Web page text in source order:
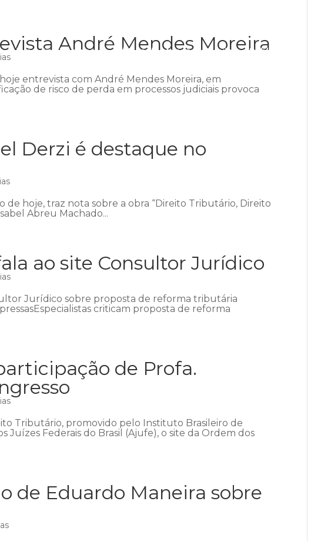
Início Institucional Áreas de atuação Equipe Publicações
André Mendes Moreira
entrevista com André Mendes Moreira, em
de risco de perda em processos judiciais provoca
Derzi é destaque no
de hoje, traz nota sobre a obra “Direito Tributário, Direito
Abreu Machado...
ao site Consultor Jurídico
Jurídico sobre proposta de reforma tributária
criticam proposta de reforma
de Profa.
Tributário, promovido pelo Instituto Brasileiro de
Juízes Federais do Brasil (Ajufe), o site da Ordem dos
de Eduardo Maneira sobre